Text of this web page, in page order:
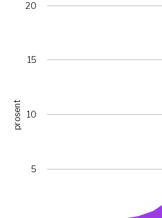
The chart has 1 X axis
The chart has 1 Y axis
prosent
5
10
15
20